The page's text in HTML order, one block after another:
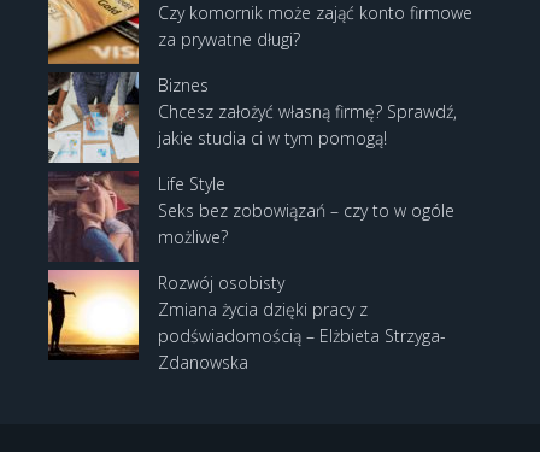
Czy komornik może zająć konto firmowe
za prywatne długi?
Biznes
Chcesz założyć własną firmę? Sprawdź,
jakie studia ci w tym pomogą!
Life Style
Seks bez zobowiązań – czy to w ogóle
możliwe?
Rozwój osobisty
Zmiana życia dzięki pracy z
podświadomością – Elżbieta Strzyga-
Zdanowska